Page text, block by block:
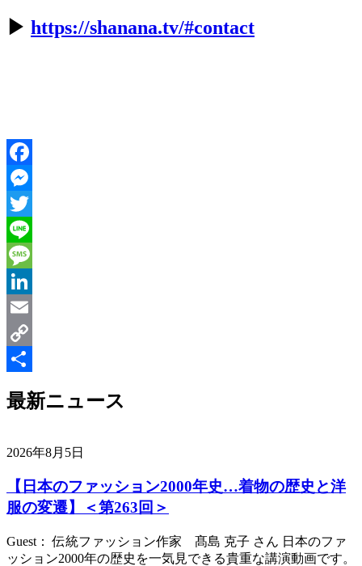
▶︎ https://shanana.tv/#contact
最新ニュース
2026年8月5日
【日本のファッション2000年史…着物の歴史と洋
服の変遷】＜第263回＞
Guest： 伝統ファッション作家 髙島 克子 さん 日本のファ
ッション2000年の歴史を一気見できる貴重な講演動画です。